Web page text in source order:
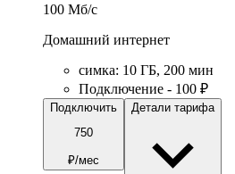
100 Мб/c
Домашний интернет
симка: 10 ГБ, 200 мин
Подключение - 100 ₽
Подключить
750
₽/мес
Детали тарифа